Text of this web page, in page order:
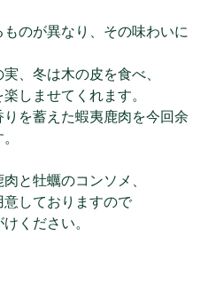
のが異なり、その味わいに
、冬は木の皮を食べ、
しませてくれます。
を蓄えた蝦夷鹿肉を今回余
と牡蠣のコンソメ、
しておりますので
ください。